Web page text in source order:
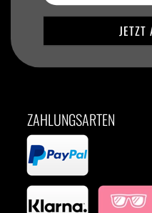
ZAHLUNGSARTEN